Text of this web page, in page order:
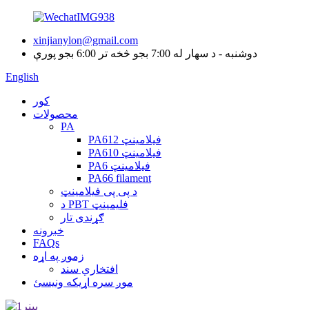
xinjianylon@gmail.com
دوشنبه - د سهار له 7:00 بجو څخه تر 6:00 بجو پورې
English
کور
محصولات
PA
PA612 فیلامینټ
PA610 فیلامینټ
PA6 فیلامینټ
PA66 filament
د پی پی فیلامینټ
د PBT فلیمینټ
ګړندی تار
خبرونه
FAQs
زموږ په اړه
افتخاري سند
موږ سره اړیکه ونیسئ